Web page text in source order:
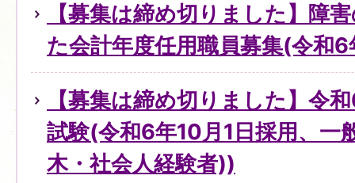
【募集は締め切りました】障
た会計年度任用職員募集(令和
【募集は締め切りました】令
試験(令和6年10月1日採用、一
木・社会人経験者))